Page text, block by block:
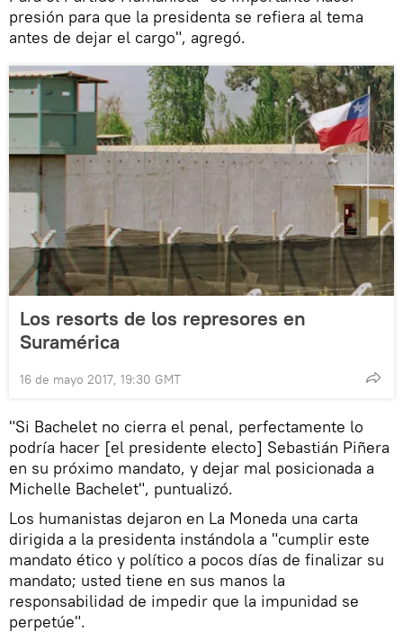
presión para que la presidenta se refiera al tema
antes de dejar el cargo", agregó.
Los resorts de los represores en
Suramérica
16 de mayo 2017, 19:30 GMT
"Si Bachelet no cierra el penal, perfectamente lo
podría hacer [el presidente electo] Sebastián Piñera
en su próximo mandato, y dejar mal posicionada a
Michelle Bachelet", puntualizó.
Los humanistas dejaron en La Moneda una carta
dirigida a la presidenta instándola a "cumplir este
mandato ético y político a pocos días de finalizar su
mandato; usted tiene en sus manos la
responsabilidad de impedir que la impunidad se
perpetúe".